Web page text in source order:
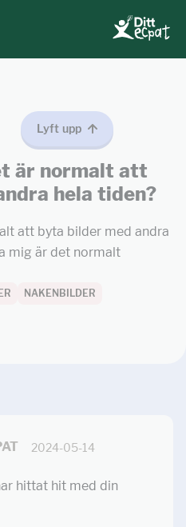
Lyft upp
är normalt att
hela tiden?
att byta bilder med andra
mig är det normalt
NAKENBILDER
2024-05-14
hittat hit med din